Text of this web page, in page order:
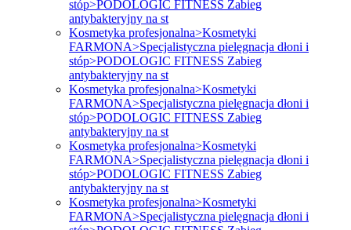
stóp>PODOLOGIC FITNESS Zabieg
antybakteryjny na st
Kosmetyka profesjonalna>Kosmetyki
FARMONA>Specjalistyczna pielęgnacja dłoni i
stóp>PODOLOGIC FITNESS Zabieg
antybakteryjny na st
Kosmetyka profesjonalna>Kosmetyki
FARMONA>Specjalistyczna pielęgnacja dłoni i
stóp>PODOLOGIC FITNESS Zabieg
antybakteryjny na st
Kosmetyka profesjonalna>Kosmetyki
FARMONA>Specjalistyczna pielęgnacja dłoni i
stóp>PODOLOGIC FITNESS Zabieg
antybakteryjny na st
Kosmetyka profesjonalna>Kosmetyki
FARMONA>Specjalistyczna pielęgnacja dłoni i